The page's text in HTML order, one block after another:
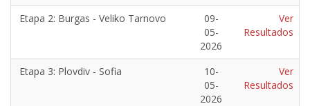
Etapa 2: Burgas - Veliko Tarnovo
09-
05-
2026
Ver
Resultados
Etapa 3: Plovdiv - Sofia
10-
05-
2026
Ver
Resultados